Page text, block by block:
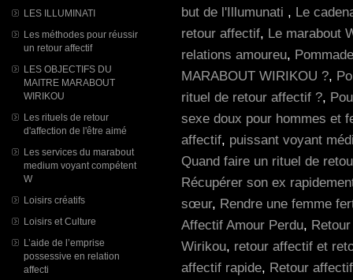
LES ILLUMINATI
Les méthodes pour réussir
un retour affectif
LES OBJECTIFS DU
MAITRE MARABOUT
WIRIKOU
Les rituels de retour
d'affection de l'être aimé
Les services du marabout
medium voyant compétent
W
Loisirs créatifs
Loisirs et Culture
L’aide de l’emprise
possessive en relation
affecti
but de l'Illumunati , Le
retour affectif, Le marabout
relations amoureu,
MARABOUT WIRIKOU ?,
rituel de retour affectif ?,
sexe doux pour hommes et
affectif, puissant voyant
Quand faire un rituel de
Récupérer son ex
sœur, Rendre une femme
Affectif Amour Perdu,
Wirikou, retour affectif et
affectif rapide, Retour